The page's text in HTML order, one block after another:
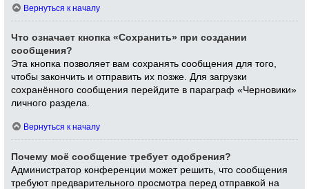
Вернуться к началу
Что означает кнопка «Сохранить» при создании
сообщения?
Эта кнопка позволяет вам сохранять сообщения для того,
чтобы закончить и отправить их позже. Для загрузки
сохранённого сообщения перейдите в параграф «Черновики»
личного раздела.
Вернуться к началу
Почему моё сообщение требует одобрения?
Администратор конференции может решить, что сообщения
требуют предварительного просмотра перед отправкой на